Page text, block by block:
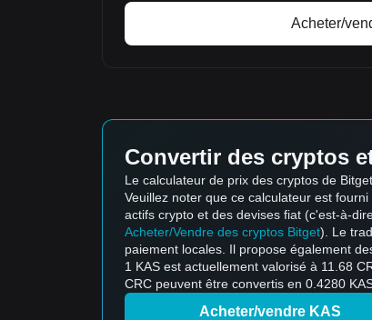
Acheter/
Convertir des cryptos
Le calculateur de prix des cryptos de
Veuillez noter que ce calculateur est
actifs crypto et des devises fiat (c'est-à-
Acheter/Vendre des cryptos Bitget). Le
paiement locales. Il propose également
1 KAS est actuellement valorisé à 11.68
CRC peuvent être convertis en 0.4280
Acheter/vendre KAS